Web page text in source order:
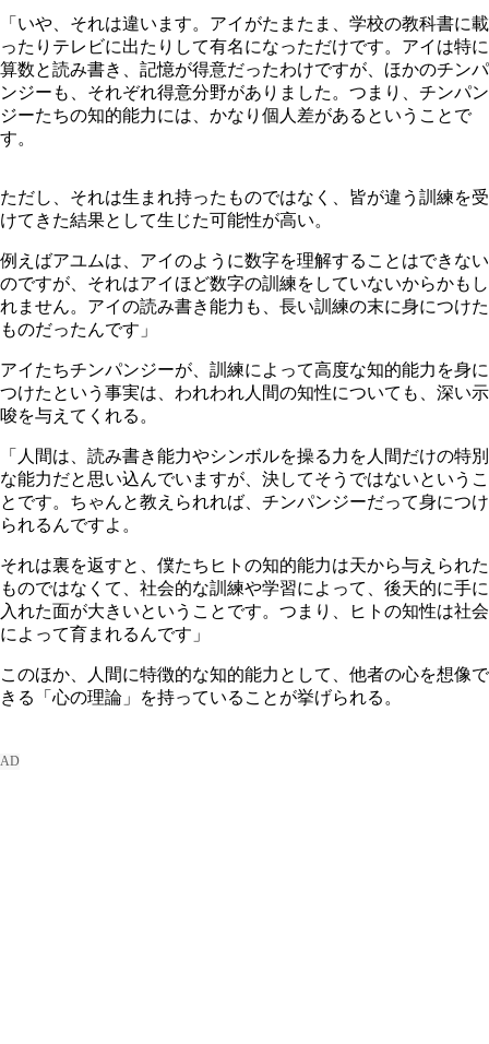
「いや、それは違います。アイがたまたま、学校の教科書に載
ったりテレビに出たりして有名になっただけです。アイは特に
算数と読み書き、記憶が得意だったわけですが、ほかのチンパ
ンジーも、それぞれ得意分野がありました。つまり、チンパン
ジーたちの知的能力には、かなり個人差があるということで
す。
ただし、それは生まれ持ったものではなく、皆が違う訓練を受
けてきた結果として生じた可能性が高い。
例えばアユムは、アイのように数字を理解することはできない
のですが、それはアイほど数字の訓練をしていないからかもし
れません。アイの読み書き能力も、長い訓練の末に身につけた
ものだったんです」
アイたちチンパンジーが、訓練によって高度な知的能力を身に
つけたという事実は、われわれ人間の知性についても、深い示
唆を与えてくれる。
「人間は、読み書き能力やシンボルを操る力を人間だけの特別
な能力だと思い込んでいますが、決してそうではないというこ
とです。ちゃんと教えられれば、チンパンジーだって身につけ
られるんですよ。
それは裏を返すと、僕たちヒトの知的能力は天から与えられた
ものではなくて、社会的な訓練や学習によって、後天的に手に
入れた面が大きいということです。つまり、ヒトの知性は社会
によって育まれるんです」
このほか、人間に特徴的な知的能力として、他者の心を想像で
きる「心の理論」を持っていることが挙げられる。